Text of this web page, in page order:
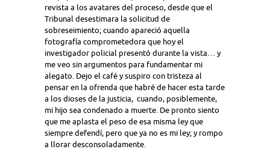
revista a los avatares del proceso, desde que el
Tribunal desestimara la solicitud de
sobreseimiento; cuando apareció aquella
fotografía comprometedora que hoy el
investigador policial presentó durante la vista… y
me veo sin argumentos para fundamentar mi
alegato. Dejo el café y suspiro con tristeza al
pensar en la ofrenda que habré de hacer esta tarde
a los dioses de la justicia, cuando, posiblemente,
mi hijo sea condenado a muerte. De pronto siento
que me aplasta el peso de esa misma ley que
siempre defendí, pero que ya no es mi ley; y rompo
a llorar desconsoladamente.